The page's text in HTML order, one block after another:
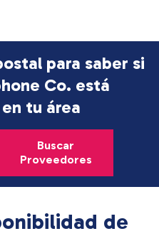
para saber si
Co. está
tu área
Buscar
Proveedores
de